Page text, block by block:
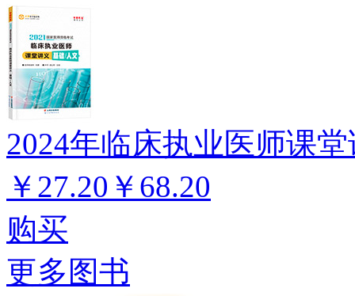
2024年临床执业医师课
￥27.20 ￥68.20
购买
更多图书